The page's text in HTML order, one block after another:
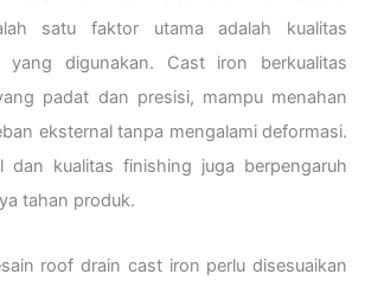
satu faktor utama adalah kualitas
yang digunakan. Cast iron berkualitas
padat dan presisi, mampu menahan
eksternal tanpa mengalami deformasi.
dan kualitas finishing juga berpengaruh
tahan produk.
roof drain cast iron perlu disesuaikan